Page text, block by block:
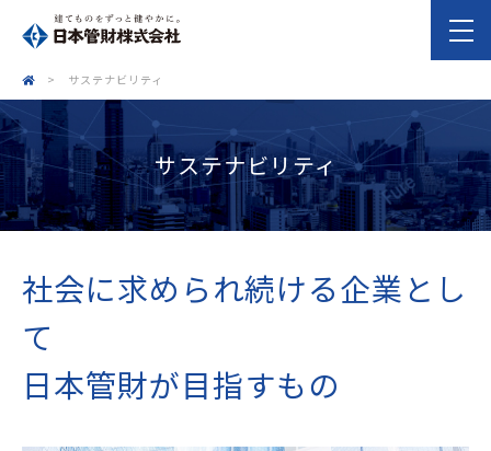
> サステナビリティ
サステナビリティ
社会に求められ続ける企業とし
て
日本管財が目指すもの